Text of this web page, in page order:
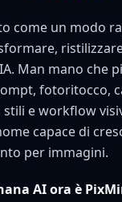
come un modo
Man mano che
fotoritocco,
stili e workflow
capace di
per immagini.
AI ora è